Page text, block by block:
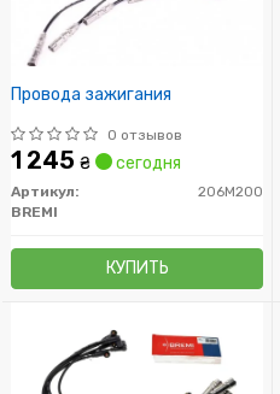
Провода зажигания
0 отзывов
1 245 ₴ сегодня
Артикул:
206M200
BREMI
КУПИТЬ